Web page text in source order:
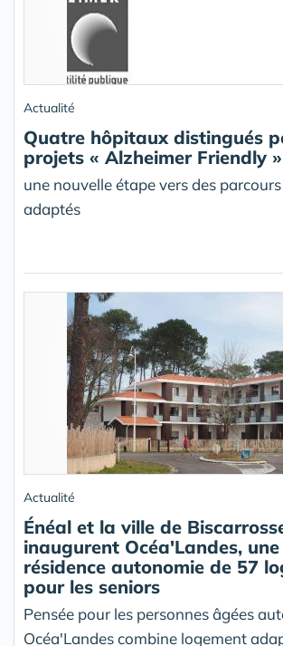
Actualité
Quatre hôpitaux distingués
projets « Alzheimer Friendly »
une nouvelle étape vers des
adaptés
Actualité
Énéal et la ville de
inaugurent Océa'Landes,
résidence autonomie de 57
pour les seniors
Pensée pour les personnes âgées
Océa'Landes combine logement